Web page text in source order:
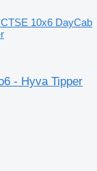
10x6 DayCab
- Hyva Tipper